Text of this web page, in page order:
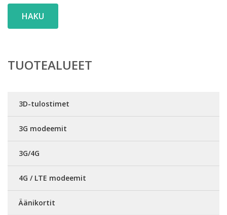
HAKU
TUOTEALUEET
3D-tulostimet
3G modeemit
3G/4G
4G / LTE modeemit
Äänikortit